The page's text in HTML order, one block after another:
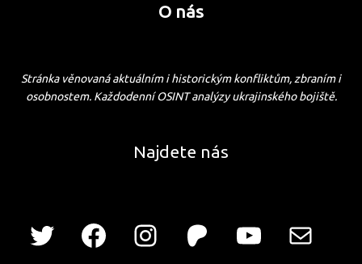
O nás
Stránka věnovaná aktuálním i historickým konfliktům, zbraním i
osobnostem. Každodenní OSINT analýzy ukrajinského bojiště.
Najdete nás